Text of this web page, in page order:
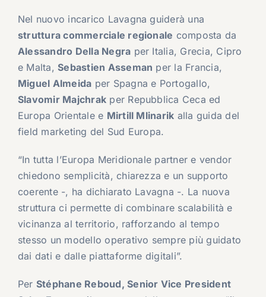
Nel nuovo incarico Lavagna guiderà una
struttura commerciale regionale composta da
Alessandro Della Negra per Italia, Grecia, Cipro
e Malta,Sebastien Asseman per la Francia,
Miguel Almeida per Spagna e Portogallo,
Slavomir Majchrak per Repubblica Ceca ed
Europa Orientale e Mirtill Mlinarik alla guida del
field marketing del Sud Europa.
“In tutta l’Europa Meridionale partner e vendor
chiedono semplicità, chiarezza e un supporto
coerente -, ha dichiarato Lavagna -. La nuova
struttura ci permette di combinare scalabilità e
vicinanza al territorio, rafforzando al tempo
stesso un modello operativo sempre più guidato
dai dati e dalle piattaforme digitali”.
Per Stéphane Reboud, Senior Vice President